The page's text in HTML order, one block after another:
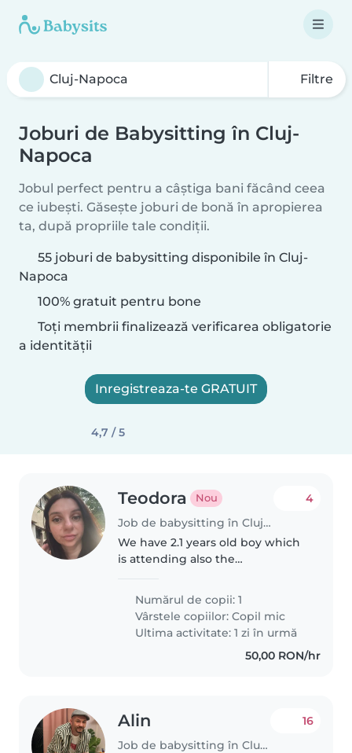
Filtre
Joburi de Babysitting în Cluj-
Napoca
Jobul perfect pentru a câștiga bani făcând ceea
ce iubești. Găsește joburi de bonă în apropierea
ta, după propriile tale condiții.
55 joburi de babysitting disponibile în Cluj-
Napoca
100% gratuit pentru bone
Toți membrii finalizează verificarea obligatorie
a identității
Inregistreaza-te GRATUIT
4,7 / 5
Teodora Nou
Job de babysitting în Cluj-Napoca
4
We have 2.1 years old boy which
is attending also the
the day but sometimes is ill and
he stays home. I am pregnant
and I would need some help
with..
Numărul de copii: 1
Vârstele copiilor:Copil mic
Ultima activitate: 1 zi în urmă
50,00 RON/hr
Alin
Job de babysitting în Cluj-Napoca
16